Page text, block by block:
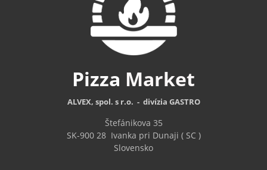
Pizza Market
ALVEX, spol. s r.o. - divízia GASTRO
Štefánikova 35
SK-900 28Ivanka pri Dunaji ( SC )
Slovensko